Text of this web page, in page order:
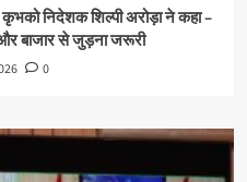
निदेशक शिल्पी अरोड़ा ने कहा –
बाजार से जुड़ना जरूरी
0